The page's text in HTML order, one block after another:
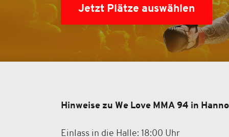
Jetzt Plätze auswählen
Hinweise zu We Love MMA 94 in
Einlass in die Halle: 18:00 Uhr